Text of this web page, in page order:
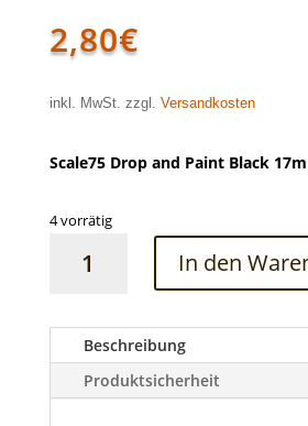
2,80€
inkl. MwSt. zzgl. Versandkosten
Scale75 Drop and Paint Black
4 vorrätig
Black
17ml
Menge
In den
Beschreibung
Produktsicherheit